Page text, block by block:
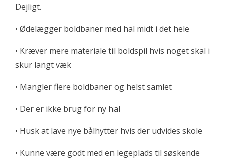
Dejligt.
• Ødelægger boldbaner med hal midt i det hele
• Kræver mere materiale til boldspil hvis noget skal i
skur langt væk
• Mangler flere boldbaner og helst samlet
• Der er ikke brug for ny hal
• Husk at lave nye bålhytter hvis der udvides skole
• Kunne være godt med en legeplads til søskende